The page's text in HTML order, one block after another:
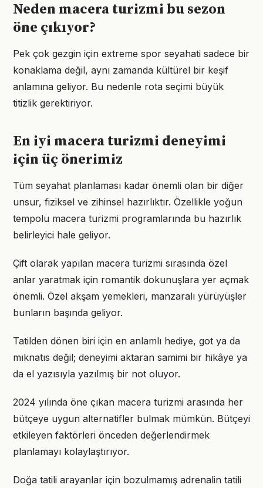
Neden macera turizmi bu sezon
öne çıkıyor?
Pek çok gezgin için extreme spor seyahati sadece bir
konaklama değil, aynı zamanda kültürel bir keşif
anlamına geliyor. Bu nedenle rota seçimi büyük
titizlik gerektiriyor.
En iyi macera turizmi deneyimi
için üç önerimiz
Tüm seyahat planlaması kadar önemli olan bir diğer
unsur, fiziksel ve zihinsel hazırlıktır. Özellikle yoğun
tempolu macera turizmi programlarında bu hazırlık
belirleyici hale geliyor.
Çift olarak yapılan macera turizmi sırasında özel
anlar yaratmak için romantik dokunuşlara yer açmak
önemli. Özel akşam yemekleri, manzaralı yürüyüşler
bunların başında geliyor.
Tatilden dönen biri için en anlamlı hediye, got ya da
mıknatıs değil; deneyimi aktaran samimi bir hikâye ya
da el yazısıyla yazılmış bir not oluyor.
2024 yılında öne çıkan macera turizmi arasında her
bütçeye uygun alternatifler bulmak mümkün. Bütçeyi
etkileyen faktörleri önceden değerlendirmek
planlamayı kolaylaştırıyor.
Doğa tatili arayanlar için bozulmamış adrenalin tatili